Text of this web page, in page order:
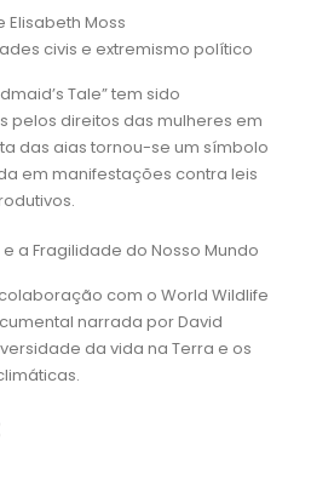
Moss
civis e extremismo político
Tale” tem sido
pelos direitos das mulheres em
das aias tornou-se um símbolo
em manifestações contra leis
e a Fragilidade do Nosso Mundo
com o World Wildlife
narrada por David
da vida na Terra e os